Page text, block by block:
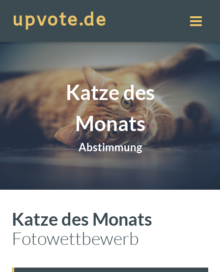
Katze des
Monats
Abstimmung
Katze des Monats
Fotowettbewerb